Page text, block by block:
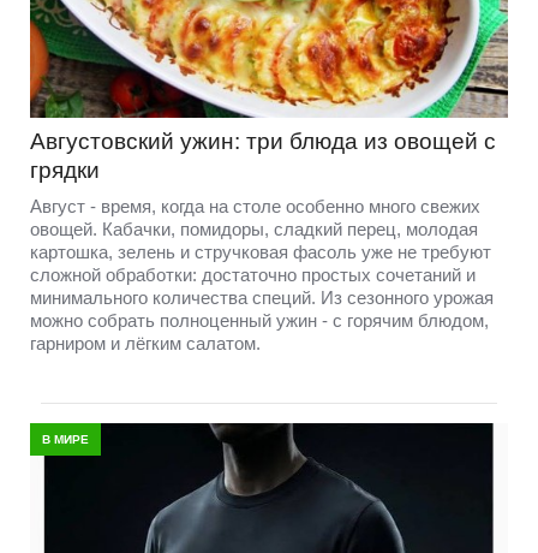
Августовский ужин: три блюда из овощей с
грядки
Август - время, когда на столе особенно много свежих
овощей. Кабачки, помидоры, сладкий перец, молодая
картошка, зелень и стручковая фасоль уже не требуют
сложной обработки: достаточно простых сочетаний и
минимального количества специй. Из сезонного урожая
можно собрать полноценный ужин - с горячим блюдом,
гарниром и лёгким салатом.
В МИРЕ